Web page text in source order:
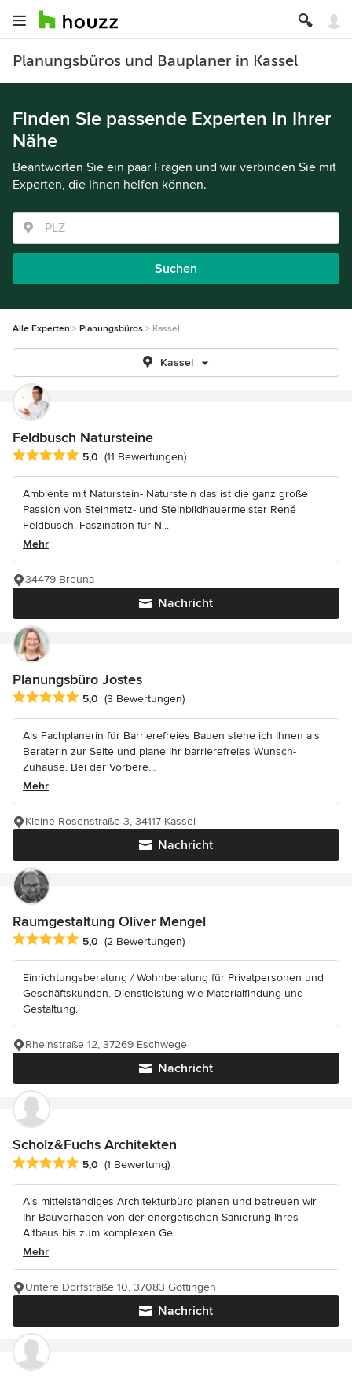
Planungsbüros und Bauplaner in Kassel
Finden Sie passende Experten in Ihrer
Nähe
Beantworten Sie ein paar Fragen und wir verbinden Sie mit
Experten, die Ihnen helfen können.
Suchen
Alle Experten Planungsbüros Kassel
Kassel
Feldbusch Natursteine
Durchschnittliche Bewertung: 5 von 5 Sternen
5,0 (11 Bewertungen)
Ambiente mit Naturstein- Naturstein das ist die ganz große
Passion von Steinmetz- und Steinbildhauermeister René
Feldbusch. Faszination für N...
Mehr
Nachricht
34479 Breuna
Planungsbüro Jostes
Durchschnittliche Bewertung: 5 von 5 Sternen
5,0 (3 Bewertungen)
Als Fachplanerin für Barrierefreies Bauen stehe ich Ihnen als
Beraterin zur Seite und plane Ihr barrierefreies Wunsch-
Zuhause. Bei der Vorbere...
Mehr
Nachricht
Kleine Rosenstraße 3, 34117 Kassel
Raumgestaltung Oliver Mengel
Durchschnittliche Bewertung: 5 von 5 Sternen
5,0 (2 Bewertungen)
Einrichtungsberatung / Wohnberatung für Privatpersonen und
Geschäftskunden. Dienstleistung wie Materialfindung und
Gestaltung.
Nachricht
Rheinstraße 12, 37269 Eschwege
Scholz&Fuchs Architekten
Durchschnittliche Bewertung: 5 von 5 Sternen
5,0 (1 Bewertung)
Als mittelständiges Architekturbüro planen und betreuen wir
Ihr Bauvorhaben von der energetischen Sanierung Ihres
Altbaus bis zum komplexen Ge...
Mehr
Nachricht
Untere Dorfstraße 10, 37083 Göttingen